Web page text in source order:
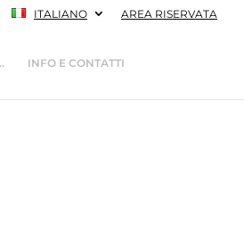
ITALIANO AREA RISERVATA
INFO E CONTATTI